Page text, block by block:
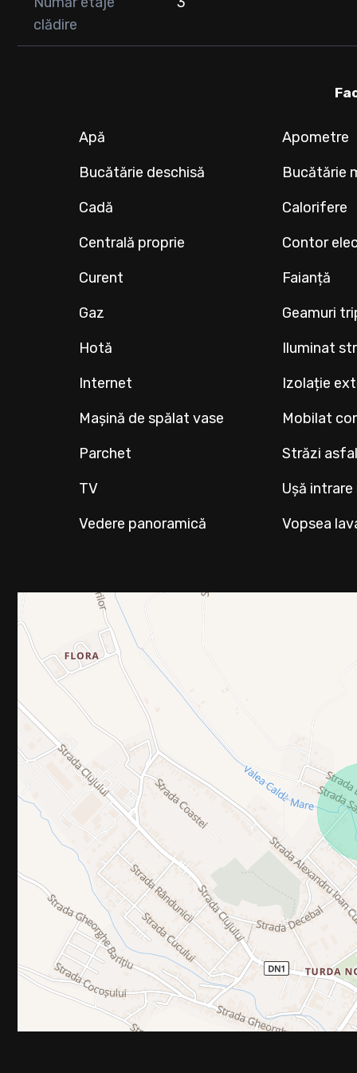
clădire
Apă Apometre
Bucătărie deschisă
Bucătărie
Cadă
Calorifere
Centrală proprie
Contor
Curent
Faianță
Gaz
Geamuri
Hotă
Iluminat
Internet
Izolație
Mașină de spălat vase
Mobilat
Parchet
Străzi
TV
Ușă
Vedere panoramică
Vopsea